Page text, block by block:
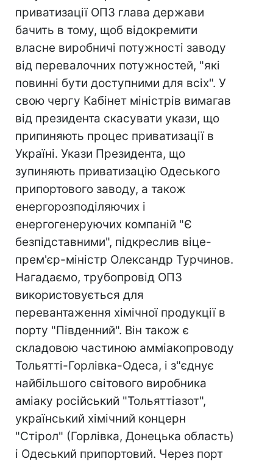
приватизації ОПЗ глава держави
бачить в тому, щоб відокремити
власне виробничі потужності заводу
від перевалочних потужностей, "які
повинні бути доступними для всіх". У
свою чергу Кабінет міністрів вимагав
від президента скасувати укази, що
припиняють процес приватизації в
Україні. Укази Президента, що
зупиняють приватизацію Одеського
припортового заводу, а також
енергорозподіляючих і
енергогенеруючих компаній "Є
безпідставними", підкреслив віце-
прем'єр-міністр Олександр Турчинов.
Нагадаємо, трубопровід ОПЗ
використовується для
перевантаження хімічної продукції в
порту "Південний". Він також є
складовою частиною амміакопроводу
Тольятті-Горлівка-Одеса, і з"єднує
найбільшого світового виробника
аміаку російський "Тольяттіазот",
український хімічний концерн
"Стірол" (Горлівка, Донецька область)
і Одеський припортовий. Через порт